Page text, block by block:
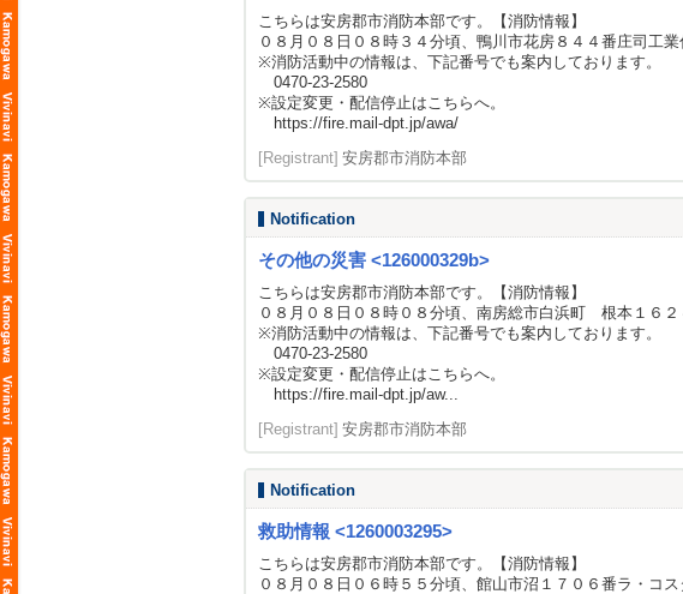
こちらは安房郡市消防本部です。【消防情報】
０８月０８日０８時３４分頃、鴨川市花房８４４番庄司工
※消防活動中の情報は、下記番号でも案内しております。
0470-23-2580
※設定変更・配信停止はこちらへ。
https://fire.mail-dpt.jp/awa/
[Registrant] 安房郡市消防本部
Notification
その他の災害 <126000329b>
こちらは安房郡市消防本部です。【消防情報】
０８月０８日０８時０８分頃、南房総市白浜町 根本１６
※消防活動中の情報は、下記番号でも案内しております。
0470-23-2580
※設定変更・配信停止はこちらへ。
https://fire.mail-dpt.jp/aw...
[Registrant] 安房郡市消防本部
Notification
救助情報 <1260003295>
こちらは安房郡市消防本部です。【消防情報】
０８月０８日０６時５５分頃、館山市沼１７０６番ラ・コ